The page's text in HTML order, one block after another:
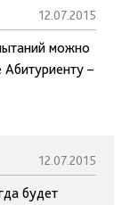
12.07.2015
можно
Абитуриенту –
12.07.2015
будет